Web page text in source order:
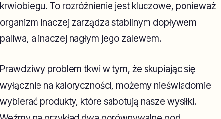
krwiobiegu. To rozróżnienie jest kluczowe, ponieważ
organizm inaczej zarządza stabilnym dopływem
paliwa, a inaczej nagłym jego zalewem.
Prawdziwy problem tkwi w tym, że skupiając się
wyłącznie na kaloryczności, możemy nieświadomie
wybierać produkty, które sabotują nasze wysiłki.